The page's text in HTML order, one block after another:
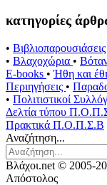
κατηγορίες
• Βιβλιοπαρουσιάσεις
• Βλαχοχώρια •
E-books •Ήθη και
Περιηγήσεις •
• Πολιτιστικοί
Δελτία τύπου
Πρακτικά Π.Ο.Π.Σ.Β
Αναζήτηση...
Βλάχοι.net © 2005-
Απόστολος